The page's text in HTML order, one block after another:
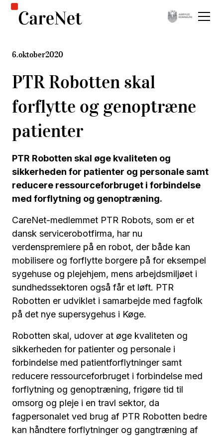
6.oktober2020
PTR Robotten skal
forflytte og genoptræne
patienter
PTR Robotten skal øge kvaliteten og
sikkerheden for patienter og personale samt
reducere ressourceforbruget i forbindelse
med forflytning og genoptræning.
CareNet-medlemmet PTR Robots, som er et
dansk servicerobotfirma, har nu
verdenspremiere på en robot, der både kan
mobilisere og forflytte borgere på for eksempel
sygehuse og plejehjem, mens arbejdsmiljøet i
sundhedssektoren også får et løft. PTR
Robotten er udviklet i samarbejde med fagfolk
på det nye supersygehus i Køge.
Robotten skal, udover at øge kvaliteten og
sikkerheden for patienter og personale i
forbindelse med patientforflytninger samt
reducere ressourceforbruget i forbindelse med
forflytning og genoptræning, frigøre tid til
omsorg og pleje i en travl sektor, da
fagpersonalet ved brug af PTR Robotten bedre
kan håndtere forflytninger og gangtræning af